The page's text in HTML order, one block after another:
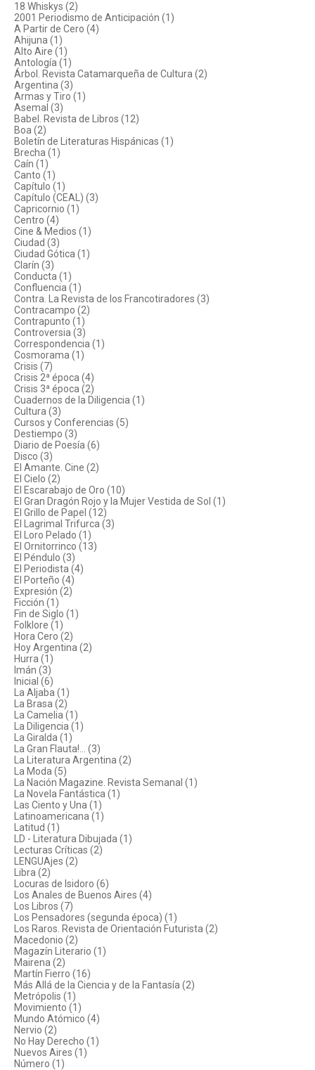
18 Whiskys (2)
2001 Periodismo de Anticipación (1)
A Partir de Cero (4)
Ahijuna (1)
Alto Aire (1)
Antología (1)
Árbol. Revista Catamarqueña de Cultura (2)
Argentina (3)
Armas y Tiro (1)
Asemal (3)
Babel. Revista de Libros (12)
Boa (2)
Boletín de Literaturas Hispánicas (1)
Brecha (1)
Caín (1)
Canto (1)
Capítulo (1)
Capítulo (CEAL) (3)
Capricornio (1)
Centro (4)
Cine & Medios (1)
Ciudad (3)
Ciudad Gótica (1)
Clarín (3)
Conducta (1)
Confluencia (1)
Contra. La Revista de los Francotiradores (3)
Contracampo (2)
Contrapunto (1)
Controversia (3)
Correspondencia (1)
Cosmorama (1)
Crisis (7)
Crisis 2ª época (4)
Crisis 3ª época (2)
Cuadernos de la Diligencia (1)
Cultura (3)
Cursos y Conferencias (5)
Destiempo (3)
Diario de Poesía (6)
Disco (3)
El Amante. Cine (2)
El Cielo (2)
El Escarabajo de Oro (10)
El Gran Dragón Rojo y la Mujer Vestida de Sol (1)
El Grillo de Papel (12)
El Lagrimal Trifurca (3)
El Loro Pelado (1)
El Ornitorrinco (13)
El Péndulo (3)
El Periodista (4)
El Porteño (4)
Expresión (2)
Ficción (1)
Fin de Siglo (1)
Folklore (1)
Hora Cero (2)
Hoy Argentina (2)
Hurra (1)
Imán (3)
Inicial (6)
La Aljaba (1)
La Brasa (2)
La Camelia (1)
La Diligencia (1)
La Giralda (1)
La Gran Flauta!... (3)
La Literatura Argentina (2)
La Moda (5)
La Nación Magazine. Revista Semanal (1)
La Novela Fantástica (1)
Las Ciento y Una (1)
Latinoamericana (1)
Latitud (1)
LD - Literatura Dibujada (1)
Lecturas Críticas (2)
LENGUAjes (2)
Libra (2)
Locuras de Isidoro (6)
Los Anales de Buenos Aires (4)
Los Libros (7)
Los Pensadores (segunda época) (1)
Los Raros. Revista de Orientación Futurista (2)
Macedonio (2)
Magazín Literario (1)
Mairena (2)
Martín Fierro (16)
Más Allá de la Ciencia y de la Fantasía (2)
Metrópolis (1)
Movimiento (1)
Mundo Atómico (4)
Nervio (2)
No Hay Derecho (1)
Nuevos Aires (1)
Número (1)